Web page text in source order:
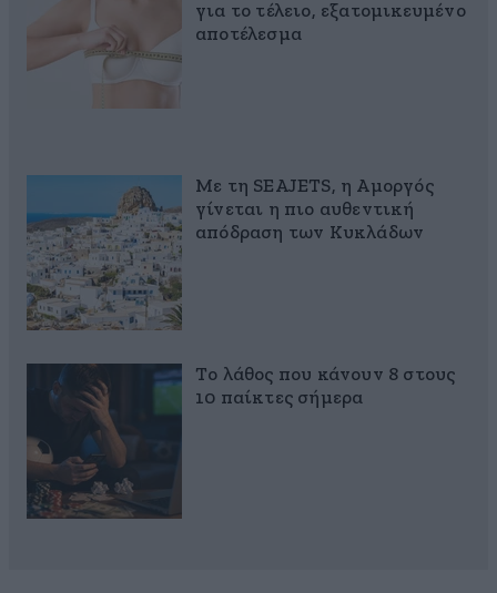
για το τέλειο, εξατομικευμένο
αποτέλεσμα
Με τη SEAJETS, η Αμοργός
γίνεται η πιο αυθεντική
απόδραση των Κυκλάδων
Το λάθος που κάνουν 8 στους
10 παίκτες σήμερα